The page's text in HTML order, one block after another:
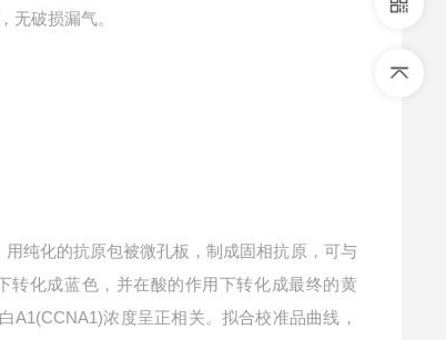
无破损漏气。
纯化的抗原包被微孔板，制成固相抗原，可与
转化成蓝色，并在酸的作用下转化成最终的黄
A1(CCNA1)浓度呈正相关。拟合校准品曲线，